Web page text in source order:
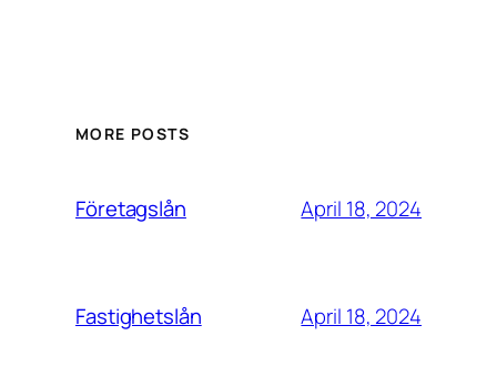
MORE POSTS
Företagslån April 18, 2024
Fastighetslån April 18, 2024